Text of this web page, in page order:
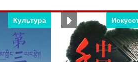
Культура